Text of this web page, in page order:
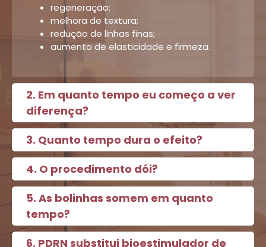
regeneração;
melhora de textura;
redução de linhas finas;
aumento de elasticidade e firmeza.
2. Em quanto tempo eu começo a ver
diferença?
3. Quanto tempo dura o efeito?
4. O procedimento dói?
5. As bolinhas somem em quanto
tempo?
6. PDRN substitui bioestimulador de